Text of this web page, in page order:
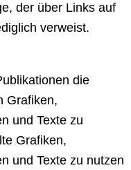
der über Links auf
verweist.
die
Grafiken,
und Texte zu
Grafiken,
und Texte zu nutzen